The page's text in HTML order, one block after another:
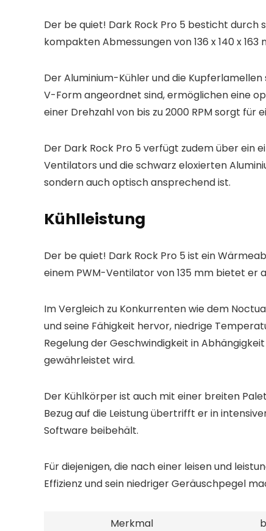
Der be quiet! Dark Rock Pro 5 besticht durch
kompakten Abmessungen von 136 x 140 x
Der Aluminium-Kühler und die
V-Form angeordnet sind, ermöglichen eine
einer Drehzahl von bis zu 2000 RPM sorgt für
Der Dark Rock Pro 5 verfügt zudem über ein
Ventilators und die schwarz eloxierten
sondern auch optisch ansprechend ist.
Kühlleistung
Der be quiet! Dark Rock Pro 5 ist ein
einem PWM-Ventilator von 135 mm bietet er
Im Vergleich zu Konkurrenten wie dem
und seine Fähigkeit hervor, niedrige
Regelung der Geschwindigkeit in
gewährleistet wird.
Der Kühlkörper ist auch mit einer breiten
Bezug auf die Leistung übertrifft er in
Software beibehält.
Für diejenigen, die nach einer leisen und
Effizienz und sein niedriger Geräuschpegel
Merkmal